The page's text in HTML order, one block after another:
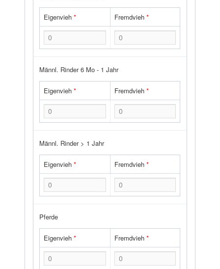
Eigenvieh* Fremdvieh*
Männl. Rinder 6 Mo - 1 Jahr
Eigenvieh* Fremdvieh*
Männl. Rinder > 1 Jahr
Eigenvieh* Fremdvieh*
Pferde
Eigenvieh* Fremdvieh*